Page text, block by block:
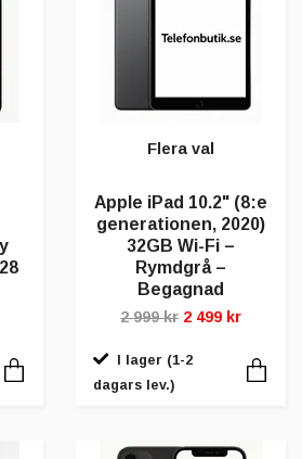
Flera val
Apple iPad 10.2" (8:e
generationen, 2020)
32GB Wi-Fi –
Rymdgrå –
Begagnad
2 999 kr 2 499 kr
I lager (1-2
dagars lev.)